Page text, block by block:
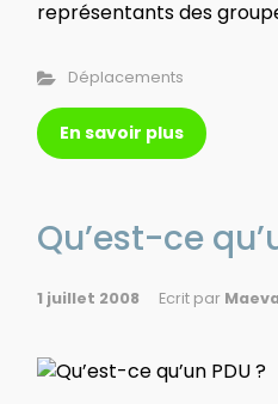
représentants des
Déplacements
En savoir plus
Qu’est-ce
1 juillet 2008 Ecrit par Maeva